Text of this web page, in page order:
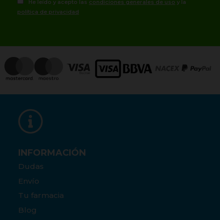
He leído y acepto las condiciones generales de uso y la
política de privacidad
INFORMACIÓN
Dudas
Envío
Tu farmacia
Blog